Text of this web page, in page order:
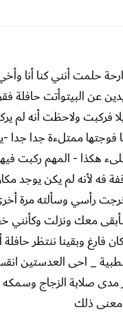
حلمت أنني كنا أنا
عن البيتوأتت حافلة
فركبت ولاحظت أنه لم
ممتلءة جدا جدا -
هكذا - المهم ركبت
فه لأنه لم يكن يوجد
رأسي وسألته مرة
معك ونزلت وكأنني
فارغ وبقينا ننتظر
الطبية _ احى العدستين
صلابة الزجاج
ذلك